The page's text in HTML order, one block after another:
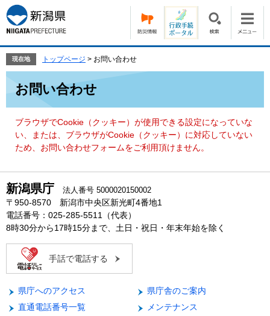
ー
ジ
の
頭
す。
ニ
ュ
ー
飛
て
現在地 トップページ > お問い合わせ
お問い合わせ
ブラウザでCookie（クッキー）が使用できる設定になっていな
い、または、ブラウザがCookie（クッキー）に対応していない
ため、お問い合わせフォームをご利用頂けません。
新潟県庁 法人番号 5000020150002
〒950-8570 新潟市中央区新光町4番地1
電話番号：025-285-5511（代表）
8時30分から17時15分まで、土日・祝日・年末年始を除く
手話で電話する
県庁へのアクセス
県庁舎のご案内
直通電話番号一覧
メンテナンス